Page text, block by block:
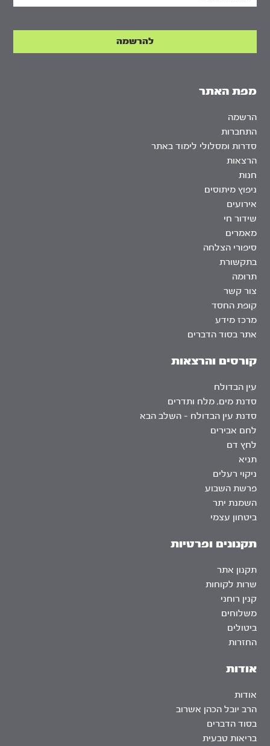
אודות
אודות
הרב יובל הכהן אשרוב
בסוד הדברים
בריאות טבעית
מפת האתר
הרשמה
התחברות
סדרות ומסלולי לימוד באתר
הרצאות
חנות
ניפוץ מיתוסים
אירועים
שידור חי
מאמרים
סיפורי הצלחה
בתקשורת
תרומה
צור קשר
קופת החסד
מרכז מידע
אתר בסוד הדברים
קורסים והרצאות
עין הבדולח
סדנת מים, מלח ותדרים
סדנת עין הבדולח – השלב הבא
לחם אבירים
לחץ דם
תניא
ניקוי רעלים
פרשת השבוע
השמנת יתר
ביטחון עצמי
תקנונים ופרטיות
תקנון אתר
שרות לקוחות
קנין רוחני
משלוחים
ביטולים
החזרות